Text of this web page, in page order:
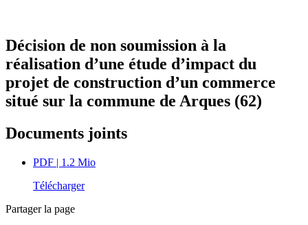
Décision de non soumission à la
réalisation d’une étude d’impact du
projet de construction d’un commerce
situé sur la commune de Arques (62)
Documents joints
PDF | 1.2 Mio
Télécharger
Partager la page